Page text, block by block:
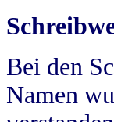
Bei den
Namen